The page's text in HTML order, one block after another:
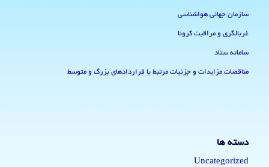
سازمان جهانی هواشناسی
غربالگری و مراقبت کرونا
سامانه ستاد
مناقصات مزایدات و جزئیات مرتبط با قراردادهای بزرگ و متوسط
دسته ها
Uncategorized